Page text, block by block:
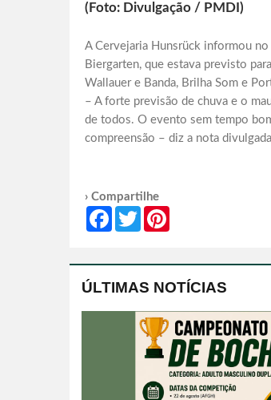
(Foto: Divulgação / PMDI)
A Cervejaria Hunsrück informou
Biergarten, que estava previsto
Wallauer e Banda, Brilha Som e
– A forte previsão de chuva e o
de todos. O evento sem tempo
compreensão – diz a nota
› Compartilhe
FacebookTwitter
ÚLTIMAS NOTÍCIAS